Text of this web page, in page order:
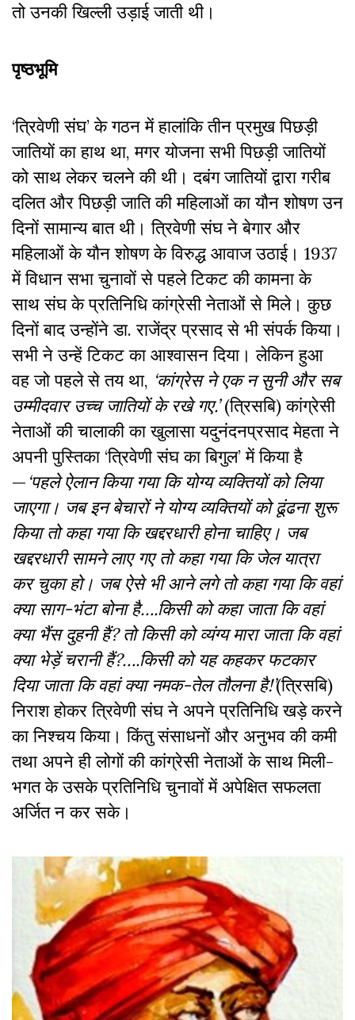
तो उनकी खिल्ली उड़ाई जाती थी।
पृष्ठभूमि
‘त्रिवेणी संघ’ के गठन में हालांकि तीन प्रमुख पिछड़ी
जातियों का हाथ था, मगर योजना सभी पिछड़ी जातियों
को साथ लेकर चलने की थी। दबंग जातियों द्वारा गरीब
दलित और पिछड़ी जाति की महिलाओं का यौन शोषण उन
दिनों सामान्य बात थी। त्रिवेणी संघ ने बेगार और
महिलाओं के यौन शोषण के विरुद्ध आवाज उठाई। 1937
में विधान सभा चुनावों से पहले टिकट की कामना के
साथ संघ के प्रतिनिधि कांग्रेसी नेताओं से मिले। कुछ
दिनों बाद उन्होंने डा. राजेंद्र प्रसाद से भी संपर्क किया।
सभी ने उन्हें टिकट का आश्वासन दिया। लेकिन हुआ
वह जो पहले से तय था, ‘कांग्रेस ने एक न सुनी और सब
उम्मीदवार उच्च जातियों के रखे गए.’(त्रिसबि) कांग्रेसी
नेताओं की चालाकी का खुलासा यदुनंदनप्रसाद मेहता ने
अपनी पुस्तिका ‘त्रिवेणी संघ का बिगुल’ में किया है
— ‘पहले ऐलान किया गया कि योग्य व्यक्तियों को लिया
जाएगा। जब इन बेचारों ने योग्य व्यक्तियों को ढूंढना शुरू
किया तो कहा गया कि खद्दरधारी होना चाहिए। जब
खद्दरधारी सामने लाए गए तो कहा गया कि जेल यात्रा
कर चुका हो। जब ऐसे भी आने लगे तो कहा गया कि वहां
क्या साग-भंटा बोना है….किसी को कहा जाता कि वहां
क्या भैंस दुहनी हैं? तो किसी को व्यंग्य मारा जाता कि वहां
क्या भेड़ें चरानी हैं?….किसी को यह कहकर फटकार
दिया जाता कि वहां क्या नमक-तेल तौलना है!’(त्रिसबि)
निराश होकर त्रिवेणी संघ ने अपने प्रतिनिधि खड़े करने
का निश्चय किया। किंतु संसाधनों और अनुभव की कमी
तथा अपने ही लोगों की कांग्रेसी नेताओं के साथ मिली-
भगत के उसके प्रतिनिधि चुनावों में अपेक्षित सफलता
अर्जित न कर सके।